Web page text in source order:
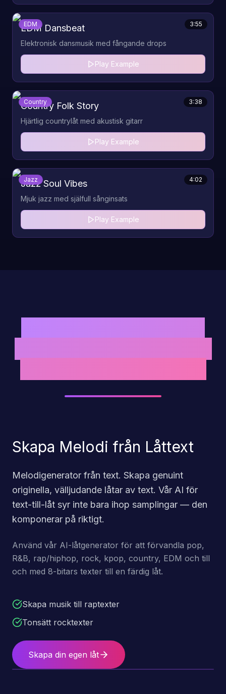
EDM 3:55
EDM Dansbeat
Elektronisk dansmusik med fångande drops
Play Example
Country 3:38
Country Folk Story
Hjärtlig countrylåt med akustisk gitarr
Play Example
Jazz 4:02
Jazz Soul Vibes
Mjuk jazz med själfull sånginsats
Play Example
Skapa Melodi från Låttext
Melodigenerator från text. Skapa genuint
originella, välljudande låtar av text. Vår AI för
text-till-låt syr inte bara ihop samplingar — den
komponerar på riktigt.
Använd vår AI-låtgenerator för att förvandla pop,
R&B, rap/hiphop, rock, kpop, country, EDM och till
och med 8-bitars texter till en färdig låt.
Skapa musik till raptexter
Tonsätt rocktexter
Skapa din egen låt